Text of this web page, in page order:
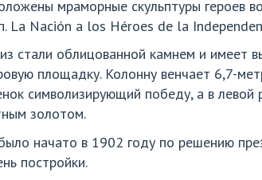
мраморные скульптуры героев
La Nación a los Héroes de la
стали облицованной камнем и имеет
площадку. Колонну венчает 6,7-
символизирующий победу, а в
золотом.
начато в 1902 году по решению
постройки.